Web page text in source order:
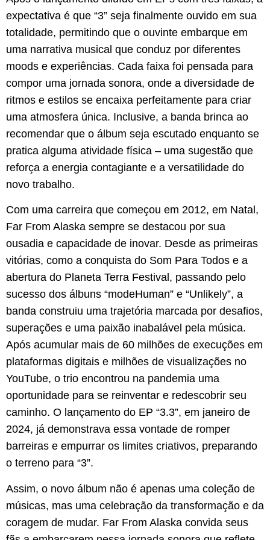
expectativa é que “3” seja finalmente ouvido em sua
totalidade, permitindo que o ouvinte embarque em
uma narrativa musical que conduz por diferentes
moods e experiências. Cada faixa foi pensada para
compor uma jornada sonora, onde a diversidade de
ritmos e estilos se encaixa perfeitamente para criar
uma atmosfera única. Inclusive, a banda brinca ao
recomendar que o álbum seja escutado enquanto se
pratica alguma atividade física – uma sugestão que
reforça a energia contagiante e a versatilidade do
novo trabalho.
Com uma carreira que começou em 2012, em Natal,
Far From Alaska sempre se destacou por sua
ousadia e capacidade de inovar. Desde as primeiras
vitórias, como a conquista do Som Para Todos e a
abertura do Planeta Terra Festival, passando pelo
sucesso dos álbuns “modeHuman” e “Unlikely”, a
banda construiu uma trajetória marcada por desafios,
superações e uma paixão inabalável pela música.
Após acumular mais de 60 milhões de execuções em
plataformas digitais e milhões de visualizações no
YouTube, o trio encontrou na pandemia uma
oportunidade para se reinventar e redescobrir seu
caminho. O lançamento do EP “3.3”, em janeiro de
2024, já demonstrava essa vontade de romper
barreiras e empurrar os limites criativos, preparando
o terreno para “3”.
Assim, o novo álbum não é apenas uma coleção de
músicas, mas uma celebração da transformação e da
coragem de mudar. Far From Alaska convida seus